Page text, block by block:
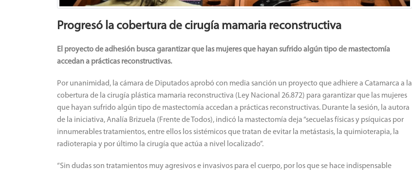
Progresó la cobertura de cirugía mamaria reconstructiva
El proyecto de adhesión busca garantizar que las mujeres que hayan sufrido algún tipo de mastectomía
accedan a prácticas reconstructivas.
Por unanimidad, la cámara de Diputados aprobó con media sanción un proyecto que adhiere a Catamarca a la
cobertura de la cirugía plástica mamaria reconstructiva (Ley Nacional 26.872) para garantizar que las mujeres
que hayan sufrido algún tipo de mastectomía accedan a prácticas reconstructivas. Durante la sesión, la autora
de la iniciativa, Analía Brizuela (Frente de Todos), indicó la mastectomía deja “secuelas físicas y psíquicas por
innumerables tratamientos, entre ellos los sistémicos que tratan de evitar la metástasis, la quimioterapia, la
radioterapia y por último la cirugía que actúa a nivel localizado”.
“Sin dudas son tratamientos muy agresivos e invasivos para el cuerpo, por los que se hace indispensable